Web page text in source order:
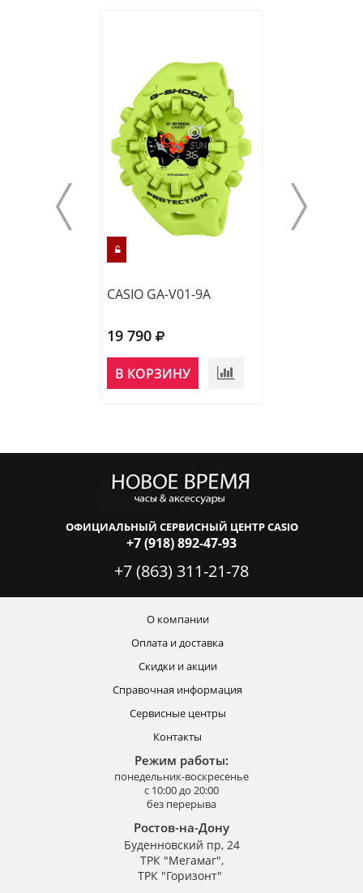
CASIO GA-V01-9A
19 790
В КОРЗИНУ
ОФИЦИАЛЬНЫЙ СЕРВИСНЫЙ ЦЕНТР CASIO
+7 (918) 892-47-93
+7 (863) 311-21-78
О компании
Оплата и доставка
Скидки и акции
Справочная информация
Сервисные центры
Контакты
Режим работы:
понедельник-воскресенье
с 10:00 до 20:00
без перерыва
Ростов-на-Дону
Буденновский пр, 24
ТРК "Мегамаг",
ТРК "Горизонт"